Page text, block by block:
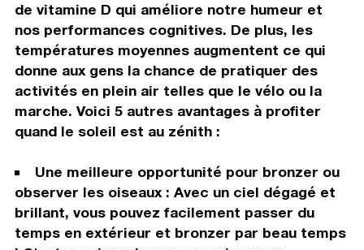
de vitamine D qui améliore notre humeur et
nos performances cognitives. De plus, les
températures moyennes augmentent ce qui
donne aux gens la chance de pratiquer des
activités en plein air telles que le vélo ou la
marche. Voici 5 autres avantages à profiter
quand le soleil est au zénith :
Une meilleure opportunité pour bronzer ou
observer les oiseaux : Avec un ciel dégagé et
brillant, vous pouvez facilement passer du
temps en extérieur et bronzer par beau temps